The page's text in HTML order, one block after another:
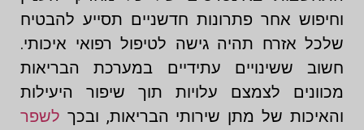
וחיפוש אחר פתרונות חדשניים תסייע להבטיח
שלכל אזרח תהיה גישה לטיפול רפואי איכותי.
חשוב ששינויים עתידיים במערכת הבריאות
מכוונים לצמצם עלויות תוך שיפור היעילות
והאיכות של מתן שירותי הבריאות, ובכך לשפר